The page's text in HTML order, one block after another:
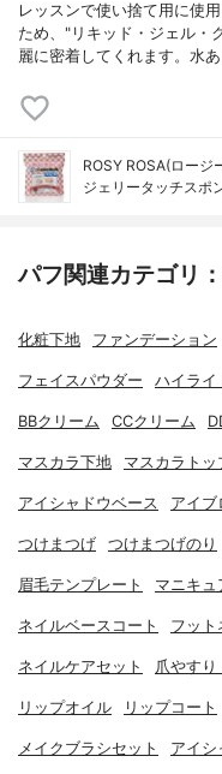
レッスンで使い捨て用に使
ため、"リキッド・ジェル・
麗に密着してくれます。水
ROSY ROSA(ロージ
ジェリータッチスポ
パフ関連カテゴリ
化粧下地 ファンデーション
フェイスパウダー ハイライ
BBクリーム CCクリーム
マスカラ下地 マスカラトッ
アイシャドウベース アイブ
つけまつげ つけまつげのり
眉毛テンプレート マニキュ
ネイルベースコート フット
ネイルケアセット 爪やすり
リップオイル リップコート
メイクブラシセット アイシ